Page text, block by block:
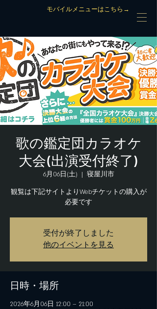
モバイルメニューはこちら→
歌の鑑定団カラオケ
大会(出演受付終了)
6月06日(土)
  |
寝屋川市
観覧は下記サイトよりWebチケットの購入が
必要です
受付が終了しました
他のイベントを見る
日時・場所
2026年6月06日 12:00 – 21:00